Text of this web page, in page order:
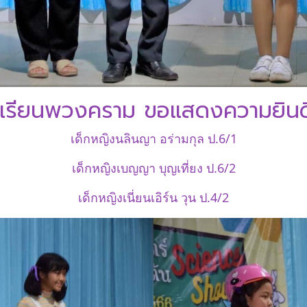
รียนพวงคราม ขอแสดงความยิ
เด็กหญิงนลินญา อร่ามกุล ป.6/1
เด็กหญิงเบญญา บุญเที่ยง ป.6/2
เด็กหญิงเนี่ยนเอิร์น วุน ป.4/2